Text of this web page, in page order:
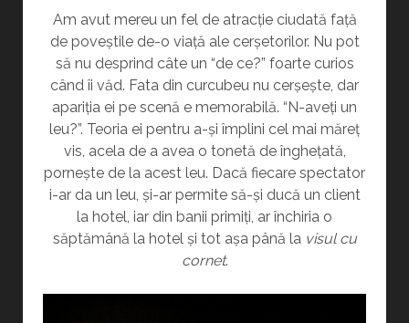
Am avut mereu un fel de atracție ciudată față
de poveștile de-o viață ale cerșetorilor. Nu pot
să nu desprind câte un “de ce?” foarte curios
când îi văd. Fata din curcubeu nu cerșește, dar
apariția ei pe scenă e memorabilă. “N-aveți un
leu?”. Teoria ei pentru a-și împlini cel mai măreț
vis, acela de a avea o tonetă de înghețată,
pornește de la acest leu. Dacă fiecare spectator
i-ar da un leu, și-ar permite să-și ducă un client
la hotel, iar din banii primiți, ar închiria o
săptămână la hotel și tot așa până la visul cu
cornet.